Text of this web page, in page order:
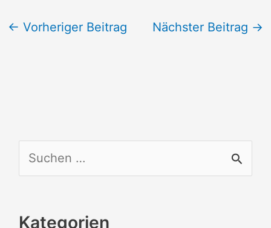
← Vorheriger Beitrag Nächster Beitrag →
u
h
Kategorien